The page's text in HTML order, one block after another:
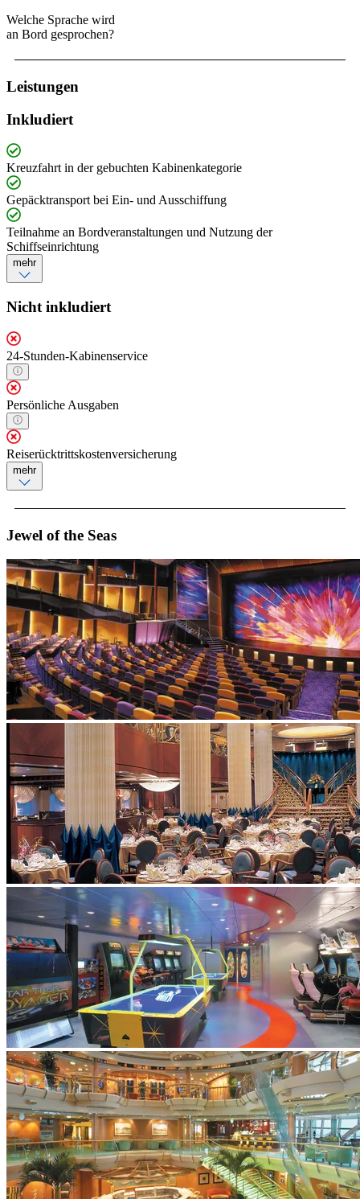
Welche Sprache wird
an Bord gesprochen?
Leistungen
Inkludiert
Kreuzfahrt in der gebuchten Kabinenkategorie
Gepäcktransport bei Ein- und Ausschiffung
Teilnahme an Bordveranstaltungen und Nutzung der
Schiffseinrichtung
mehr
Nicht inkludiert
24-Stunden-Kabinenservice
Persönliche Ausgaben
Reiserücktrittskostenversicherung
mehr
Jewel of the Seas